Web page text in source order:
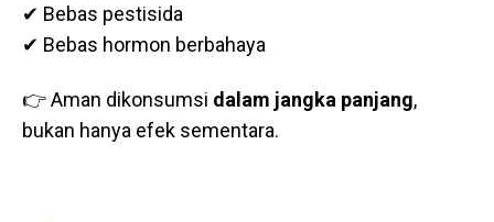
✔ Bebas pestisida
✔ Bebas hormon berbahaya
👉 Aman dikonsumsi dalam jangka panjang,
bukan hanya efek sementara.